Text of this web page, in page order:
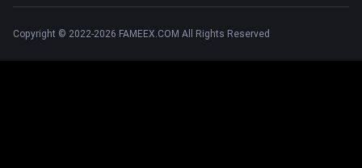
Copyright © 2022-2026 FAMEEX.COM All Rights Reserved